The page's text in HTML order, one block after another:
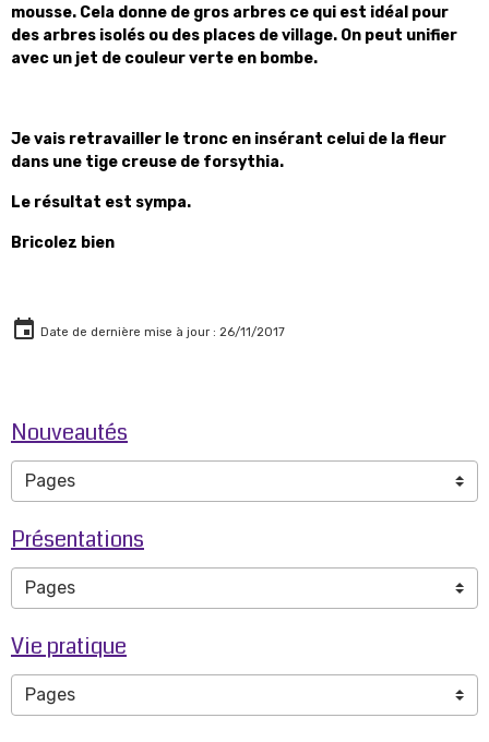
mousse. Cela donne de gros arbres ce qui est idéal pour
des arbres isolés ou des places de village. On peut unifier
avec un jet de couleur verte en bombe.
Je vais retravailler le tronc en insérant celui de la fleur
dans une tige creuse de forsythia.
Le résultat est sympa.
Bricolez bien
Date de dernière mise à jour : 26/11/2017
Nouveautés
Présentations
Vie pratique